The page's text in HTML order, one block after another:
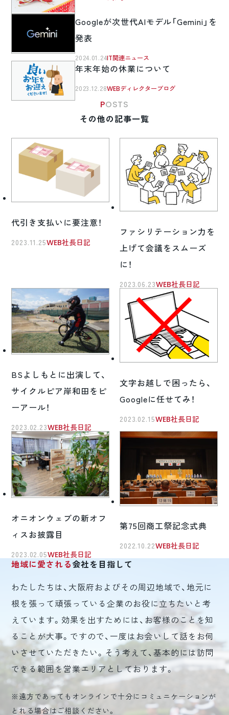
Googleが次世代AIモデル「Gemini」を
発表
2024.01.24IT関連ニュース
年末年始の休業について
2023.12.28WEBディレクターブログ
POSTS
その他の記事一覧
代引き支払いに要注意！
2023.11.25WEB社長日記
ファシリテーション力を
上げて会議をスムーズ
に！
2023.06.23WEB社長日記
BSよしもとに出演して、
サイクルピア岸和田をピ
ーアール！
2023.02.23WEB社長日記
文字お越しで困ったら、
Googleに任せてみ！
2023.02.15WEB社長日記
オニオンウェブの新オフ
ィスお披露目
2023.02.05WEB社長日記
第75回商工祭記念式典
2022.10.22WEB社長日記
地域に愛される会社を目指して
わたしたちは、大阪府およびその周辺地域で、地元に
根を張って頑張っている企業のお役に立ちたいと考
えています。効果を出すためには、お客様のことを知
ることが大事。ですので、一度はお会いして話をお伺
いさせていただきたい。そう考えて、基本的には訪問
できる範囲を営業エリアとしております。
※遠方であってもオンラインで十分にコミュニケーションが
とれる場合はご相談ください。